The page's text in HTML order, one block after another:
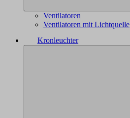
Ventilatoren
Ventilatoren mit Lichtquelle
Kronleuchter